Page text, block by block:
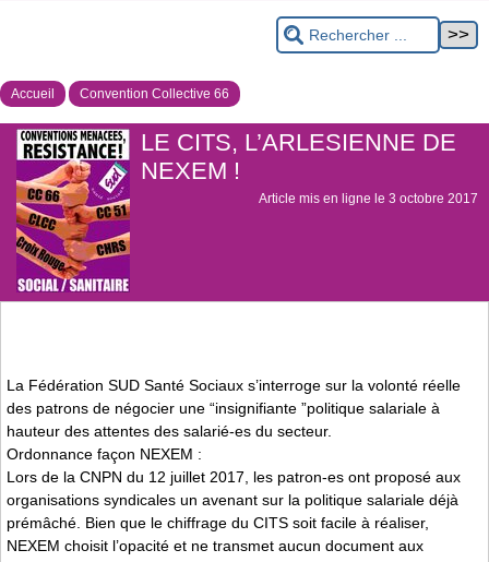
Accueil Convention Collective 66
LE CITS, L’ARLESIENNE DE
NEXEM !
Article mis en ligne le 3 octobre 2017
La Fédération SUD Santé Sociaux s’interroge sur la volonté réelle
des patrons de négocier une “insignifiante ”politique salariale à
hauteur des attentes des salarié-es du secteur.
Ordonnance façon NEXEM :
Lors de la CNPN du 12 juillet 2017, les patron-es ont proposé aux
organisations syndicales un avenant sur la politique salariale déjà
prémâché. Bien que le chiffrage du CITS soit facile à réaliser,
NEXEM choisit l’opacité et ne transmet aucun document aux